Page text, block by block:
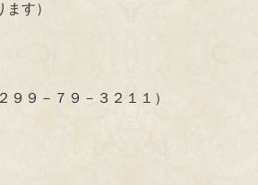
す）
－７９－３２１１）